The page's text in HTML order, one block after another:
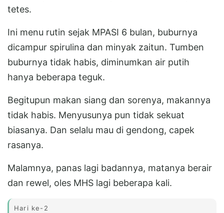
tetes.
Ini menu rutin sejak MPASI 6 bulan, buburnya
dicampur spirulina dan minyak zaitun. Tumben
buburnya tidak habis, diminumkan air putih
hanya beberapa teguk.
Begitupun makan siang dan sorenya, makannya
tidak habis. Menyusunya pun tidak sekuat
biasanya. Dan selalu mau di gendong, capek
rasanya.
Malamnya, panas lagi badannya, matanya berair
dan rewel, oles MHS lagi beberapa kali.
Hari ke-2